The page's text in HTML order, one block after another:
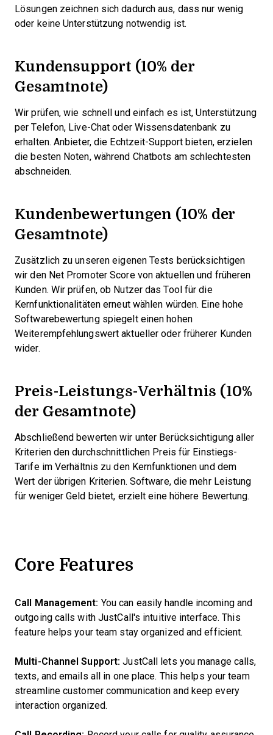
Lösungen zeichnen sich dadurch aus, dass nur wenig
oder keine Unterstützung notwendig ist.
Kundensupport (10% der
Gesamtnote)
Wir prüfen, wie schnell und einfach es ist, Unterstützung
per Telefon, Live-Chat oder Wissensdatenbank zu
erhalten. Anbieter, die Echtzeit-Support bieten, erzielen
die besten Noten, während Chatbots am schlechtesten
abschneiden.
Kundenbewertungen (10% der
Gesamtnote)
Zusätzlich zu unseren eigenen Tests berücksichtigen
wir den Net Promoter Score von aktuellen und früheren
Kunden. Wir prüfen, ob Nutzer das Tool für die
Kernfunktionalitäten erneut wählen würden. Eine hohe
Softwarebewertung spiegelt einen hohen
Weiterempfehlungswert aktueller oder früherer Kunden
wider.
Preis-Leistungs-Verhältnis (10%
der Gesamtnote)
Abschließend bewerten wir unter Berücksichtigung aller
Kriterien den durchschnittlichen Preis für Einstiegs-
Tarife im Verhältnis zu den Kernfunktionen und dem
Wert der übrigen Kriterien. Software, die mehr Leistung
für weniger Geld bietet, erzielt eine höhere Bewertung.
Core Features
Call Management: You can easily handle incoming and
outgoing calls with JustCall's intuitive interface. This
feature helps your team stay organized and efficient.
Multi-Channel Support: JustCall lets you manage calls,
texts, and emails all in one place. This helps your team
streamline customer communication and keep every
interaction organized.